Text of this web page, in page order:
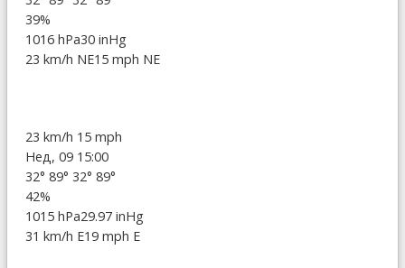
39%
1016 hPa30 inHg
23 km/h NE15 mph NE
23 km/h 15 mph
Нед, 09 15:00
32° 89° 32° 89°
42%
1015 hPa29.97 inHg
31 km/h E19 mph E